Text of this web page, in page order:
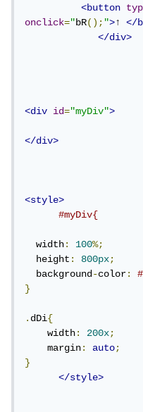
<button
onclick="bR();">↑ </
</div>
<div id="myDiv">
</div>
<style>
#myDiv{
  width
: 100%;
  height
: 800px;
  background
-color:
}
.dDi{
    width
: 200x;
    margin
: auto;
}
</style>